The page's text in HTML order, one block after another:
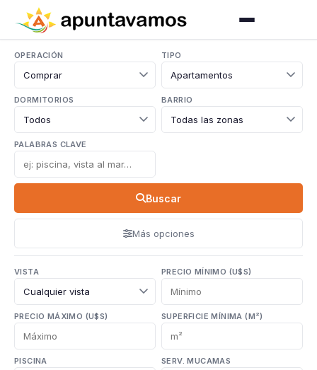
OPERACIÓN TIPO
DORMITORIOS BARRIO
PALABRAS CLAVE
Buscar
Más opciones
VISTA PRECIO MÍNIMO (U$S)
PRECIO MÁXIMO (U$S) SUPERFICIE MÍNIMA (M²)
PISCINA SERV. MUCAMAS